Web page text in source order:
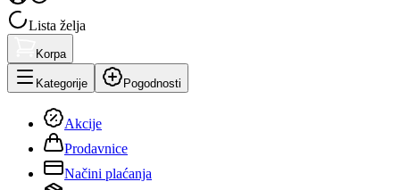
Lista želja
Korpa
Kategorije Pogodnosti
Akcije
Prodavnice
Načini plaćanja